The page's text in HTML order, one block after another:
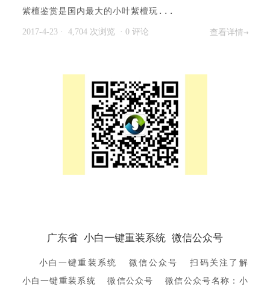
紫檀鉴赏是国内最大的小叶紫檀玩...
2017-4-23 · 4,704 次浏览 · 0 评论 查看详情→
广东省 小白一键重装系统 微信公众号
小白一键重装系统 微信公众号 扫码关注了解
小白一键重装系统 微信公众号 微信公众号名称：小